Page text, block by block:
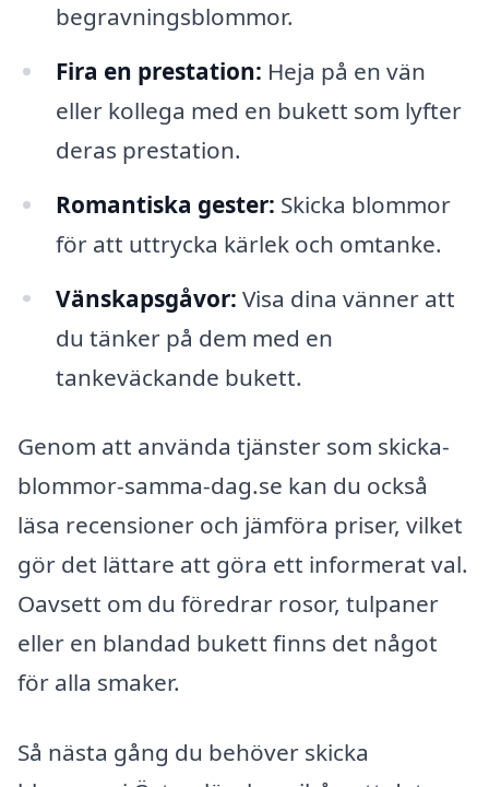
begravningsblommor.
Fira en prestation: Heja på en vän
eller kollega med en bukett som lyfter
deras prestation.
Romantiska gester: Skicka blommor
för att uttrycka kärlek och omtanke.
Vänskapsgåvor: Visa dina vänner att
du tänker på dem med en
tankeväckande bukett.
Genom att använda tjänster som skicka-
blommor-samma-dag.se kan du också
läsa recensioner och jämföra priser, vilket
gör det lättare att göra ett informerat val.
Oavsett om du föredrar rosor, tulpaner
eller en blandad bukett finns det något
för alla smaker.
Så nästa gång du behöver skicka